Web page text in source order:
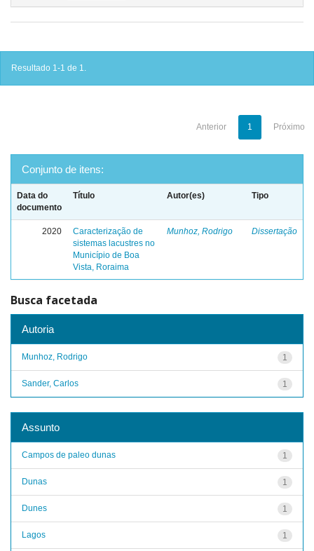
Resultado 1-1 de 1.
Anterior 1 Próximo
Conjunto de itens:
Data do
documento
Título Autor(es) Tipo
2020
Caracterização de
sistemas lacustres no
Município de Boa
Vista, Roraima
Munhoz, Rodrigo Dissertação
Busca facetada
Autoria
1
Munhoz, Rodrigo
1
Sander, Carlos
Assunto
1
Campos de paleo dunas
1
Dunas
1
Dunes
1
Lagos